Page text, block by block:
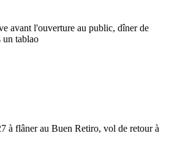
avant l'ouverture au public, dîner de
un tablao
à flâner au Buen Retiro, vol de retour à